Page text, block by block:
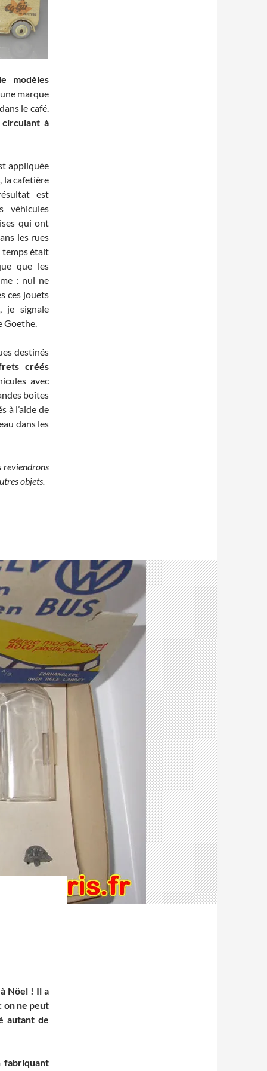
modèles
marque
le café.
à
appliquée
la cafetière
est
véhicules
qui ont
les rues
temps était
que les
: nul ne
ces jouets
je signale
Goethe.
destinés
créés
avec
boîtes
à l’aide de
dans les
reviendrons
objets.
Nöel ! Il a
on ne peut
autant de
fabriquant